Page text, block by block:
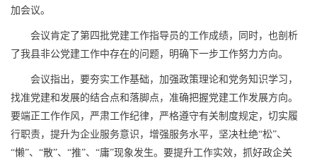
加会议。
会议肯定了第四批党建工作指导员的工作成绩，同时，也剖析
了我县非公党建工作中存在的问题，明确下一步工作努力方向。
会议指出，要夯实工作基础，加强政策理论和党务知识学习，
找准党建和发展的结合点和落脚点，准确把握党建工作发展方向。
要端正工作作风，严肃工作纪律，严格遵守有关制度规定，切实履
行职责，提升为企业服务意识，增强服务水平，坚决杜绝“松”、
“懒”、“散”、“推”、“庸”现象发生。要提升工作实效，抓好政企关